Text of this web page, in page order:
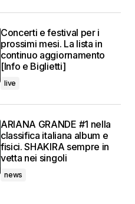
Concerti e festival per i
prossimi mesi. La lista in
continuo aggiornamento
[Info e Biglietti]
live
ARIANA GRANDE #1 nella
classifica italiana album e
fisici. SHAKIRA sempre in
vetta nei singoli
news